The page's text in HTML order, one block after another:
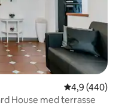
4,9 ud af 5 i
4,9 (440)
House med terrasse